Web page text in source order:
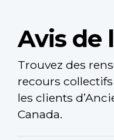
Avis de
Trouvez des
recours
les clients
Canada.